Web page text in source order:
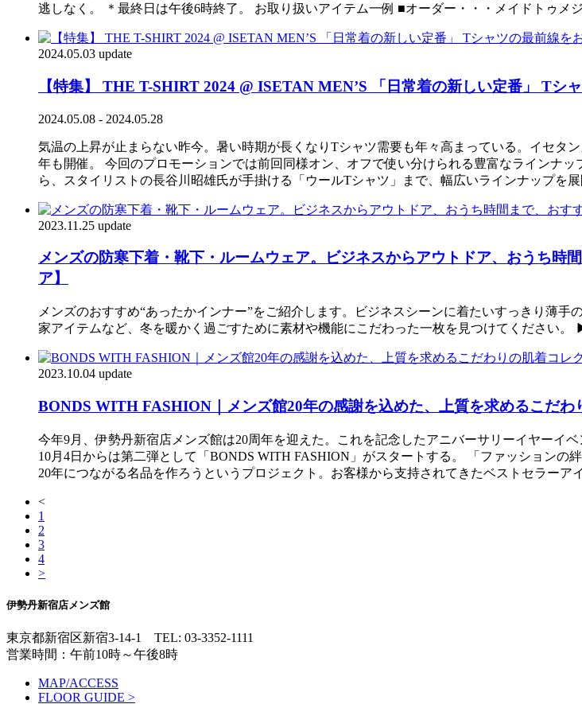
逃しなく。 ＊最終日は午後6時終了。 お取り扱いアイテム一例 ■オーダー・・・メイドトゥメ
2024.05.03 update
【特集】 THE T-SHIRT 2024 @ ISETAN MEN’S 「日常着の新しい定番」 Tシ
2024.05.08 - 2024.05.28
気温の上昇が止まらない昨今。暑い時期が長くなりTシャツ需要も年々高まっている。イセタ
年も開催。 今回のプロモーションでは前回同様オン、オフで使い分けられる豊富なラインナ
ら、スタイリストの長谷川昭雄氏が手掛ける「ウールTシャツ」まで、幅広いラインナップ
2023.11.25 update
メンズの防寒下着・靴下・ルームウェア。ビジネスからアウトドア、おうち時
ア】
メンズのおすすめ“あったかインナー”をご紹介します。ビジネスシーンに着たいすっきり薄
家アイテムなど、冬を暖かく過ごすために素材や機能にこだわった一枚を見つけてください
2023.10.04 update
BONDS WITH FASHION｜メンズ館20年の感謝を込めた、上質を求めるこだわ
今年9月、伊勢丹新宿店メンズ館は20周年を迎えた。これを記念したアニバーサリーイヤーイ
10月4日からは第二弾として「BONDS WITH FASHION」がスタートする。 「ファッション
20年につながる名品を作ろうというプロジェクト。お客様から支持されてきたベストセラー
<
1
2
3
4
>
伊勢丹新宿店メンズ館
東京都新宿区新宿3-14-1 TEL: 03-3352-1111
営業時間：午前10時～午後8時
MAP/ACCESS
FLOOR GUIDE >